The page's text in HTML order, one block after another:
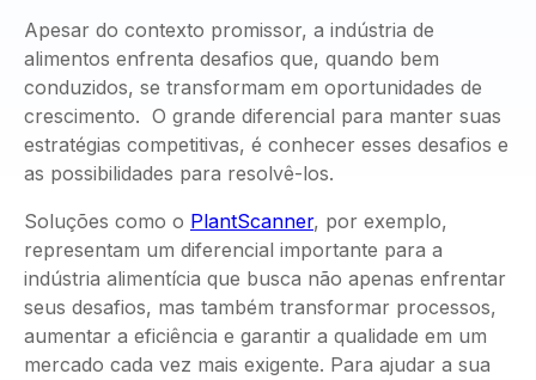
Apesar do contexto promissor, a indústria de
alimentos enfrenta desafios que, quando bem
conduzidos, se transformam em oportunidades de
crescimento. O grande diferencial para manter suas
estratégias competitivas, é conhecer esses desafios e
as possibilidades para resolvê-los.
Soluções como o PlantScanner, por exemplo,
representam um diferencial importante para a
indústria alimentícia que busca não apenas enfrentar
seus desafios, mas também transformar processos,
aumentar a eficiência e garantir a qualidade em um
mercado cada vez mais exigente. Para ajudar a sua